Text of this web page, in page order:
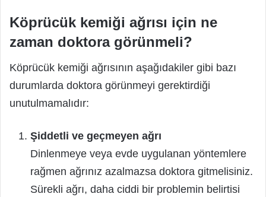
Köprücük kemiği ağrısı için ne
zaman doktora görünmeli?
Köprücük kemiği ağrısının aşağıdakiler gibi bazı
durumlarda doktora görünmeyi gerektirdiği
unutulmamalıdır:
Şiddetli ve geçmeyen ağrı
Dinlenmeye veya evde uygulanan yöntemlere
rağmen ağrınız azalmazsa doktora gitmelisiniz.
Sürekli ağrı, daha ciddi bir problemin belirtisi